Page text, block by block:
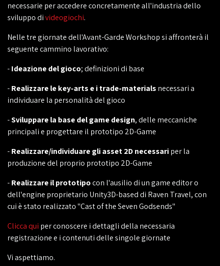
necessarie per accedere concretamente all'industria dello
sviluppo divideogiochi.
Nelle tre giornate dell'Avant-Garde Workshop si affronterà il
seguente cammino lavorativo:
-Ideazione del gioco; definizioni di base
-Realizzare le key-arts e i trade-materialsnecessari a
individuare la personalità del gioco
-Sviluppare la base del game design, delle meccaniche
principali e progettare il prototipo 2D-Game
-Realizzare/individuare gli asset 2D necessariper la
produzione del proprio prototipo 2D-Game
-Realizzare il prototipocon l'ausilio di un game editor o
dell'engine proprietario Unity3D-based di Raven Travel, con
cui è stato realizzato "Cast of the Seven Godsends"
Clicca qui per conoscere i dettagli della necessaria
registrazione e i contenuti delle singole giornate
Vi aspettiamo.